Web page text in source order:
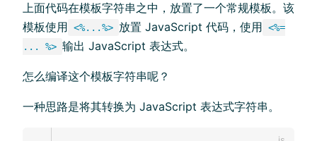
上面代码在模板字符串之中，放置了一个常规模板。该
模板使用 <%...%> 放置 JavaScript 代码，使用 <%=
... %> 输出 JavaScript 表达式。
怎么编译这个模板字符串呢？
一种思路是将其转换为 JavaScript 表达式字符串。